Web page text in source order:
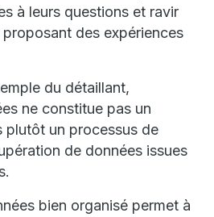
à leurs questions et ravir
des expériences
du détaillant,
ne constitue pas un
plutôt un processus de
de données issues
bien organisé permet à